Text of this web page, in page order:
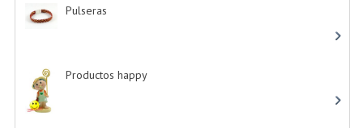
Pulseras
Productos happy